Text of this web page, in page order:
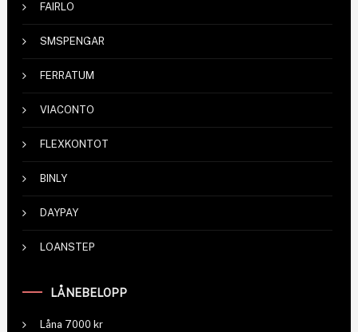
FAIRLO
SMSPENGAR
FERRATUM
VIACONTO
FLEXKONTOT
BINLY
DAYPAY
LOANSTEP
LÅNEBELOPP
Låna 7000 kr